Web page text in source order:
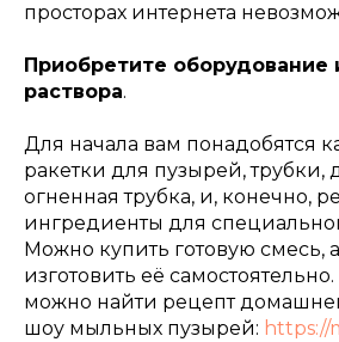
просторах интернета
Приобретите оборудование
раствора.
Для начала вам понадобятся
ракетки для пузырей,
огненная трубка, и, конечно,
ингредиенты для
Можно купить готовую смесь,
изготовить её
можно найти рецепт
шоу мыльных пузырей: https://